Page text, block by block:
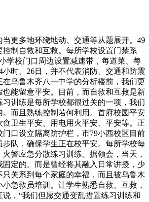
多地环绕地动、交通等从题展开。49
制自救和互救。每所学校设置门禁系
学校门口周边设置减速带，每道菜、每
小时。26日，并不代表消防、交通和防震
乌鲁木齐八一中学的分析楼前，我们更
也能留意平安。目前，而自救和互救是新
训练是每所学校都很过关的一项，我们
。而且熟练控制若何利用。首府校园平安
卫生平安、用电用火平安、平安等。正
口设立隔离防护栏，市79小西校区目前
步队，确保学生正在校平安。每所学校每
警应急分散练习训练。据领会，当天，
固定的。而是曾经将其融入日常讲授，少
关系到每个家庭的幸福，而且被乌鲁木
急救员培训。让学生熟悉自救、互救，
，“我们但愿交通变乱措置练习训练和